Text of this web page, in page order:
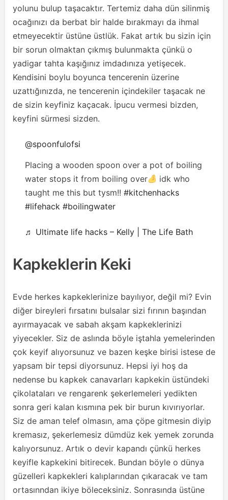
yolunu bulup taşacaktır. Tertemiz daha dün silinmiş
ocağınızı da berbat bir halde bırakmayı da ihmal
etmeyecektir üstüne üstlük. Fakat artık bu sizin için
bir sorun olmaktan çıkmış bulunmakta çünkü o
yadigar tahta kaşığınız imdadınıza yetişecek.
Kendisini boylu boyunca tencerenin üzerine
uzattığınızda, ne tencerenin içindekiler taşacak ne
de sizin keyfiniz kaçacak. İpucu vermesi bizden,
keyfini sürmesi sizden.
@spoonfulofsi
Placing a wooden spoon over a pot of boiling
water stops it from boiling over
idk who
taught me this but tysm!! #kitchenhacks
#lifehack #boilingwater
♬ Ultimate life hacks – Kelly | The Life Bath
Kapkeklerin Keki
Evde herkes kapkeklerinize bayılıyor, değil mi? Evin
diğer bireyleri fırsatını bulsalar sizi fırının başından
ayırmayacak ve sabah akşam kapkeklerinizi
yiyecekler. Siz de aslında böyle iştahla yemelerinden
çok keyif alıyorsunuz ve bazen keşke birisi istese de
yapsam bir tepsi diyorsunuz. Hepsi iyi hoş da
nedense bu kapkek canavarları kapkekin üstündeki
çikolataları ve rengarenk şekerlemeleri yedikten
sonra geri kalan kısmına pek bir burun kıvırıyorlar.
Siz de aman telef olmasın, ama çöpe gitmesin diyip
kremasız, şekerlemesiz dümdüz kek yemek zorunda
kalıyorsunuz. Artık o devir kapandı çünkü herkes
keyifle kapkekini bitirecek. Bundan böyle o dünya
güzelleri kapkekleri kalıplarından çıkaracak ve tam
ortasınndan ikiye böleceksiniz. Sonrasında üstüne